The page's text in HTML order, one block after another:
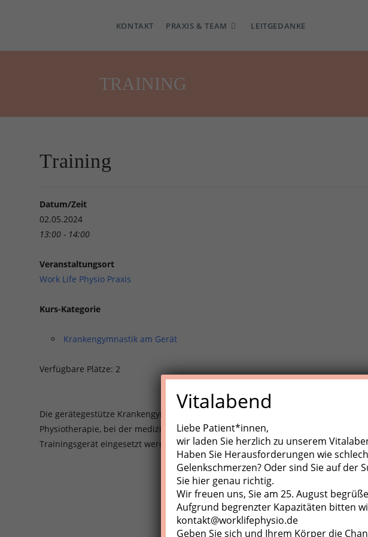
KONTAKT PRAXIS & TEAM LEITGEDANKE
TRAINING
Training
Datum/Zeit
02.05.2024
13:00 - 14:00
Veranstaltungsort
Work Life Physio Praxis
Kurs-Kategorie
Krankengymnastik am Gerät
Verfügbare Plätze: 2
Die gerätegestütze Krankengynmnastik (KGG)/Medizinische Trainigstherapie
Physiotherapie, bei der medizinische Trainingsgeräte, Zugapparate, diverse
Trainingsgerät eingesetzt werden.
Vitalabend
Liebe Patient*innen,
wir laden Sie herzlich zu unserem
Haben Sie Herausforderungen wie
Gelenkschmerzen? Oder sind Sie auf der
Sie hier genau richtig.
Wir freuen uns, Sie am 25. August
Aufgrund begrenzter Kapazitäten bitten
kontakt@worklifephysio.de
Geben Sie sich und Ihrem Körper die